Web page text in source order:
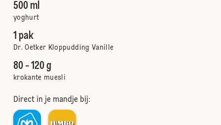
500 ml
yoghurt
1 pak
Dr. Oetker Kloppudding Vanille
80 - 120 g
krokante muesli
Direct in je mandje bij: